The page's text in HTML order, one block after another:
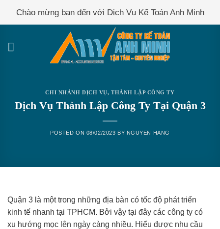
Chào mừng bạn đến với Dịch Vụ Kế Toán Anh Minh
CHI NHÁNH DỊCH VỤ,THÀNH LẬP CÔNG TY
Dịch Vụ Thành Lập Công Ty Tại Quận 3
POSTED ON 08/02/2023 BY NGUYEN HANG
Quận 3 là một trong những địa bàn có tốc độ phát triển
kinh tế nhanh tại TPHCM. Bởi vậy tại đây các công ty có
xu hướng mọc lên ngày càng nhiều. Hiểu được nhu cầu